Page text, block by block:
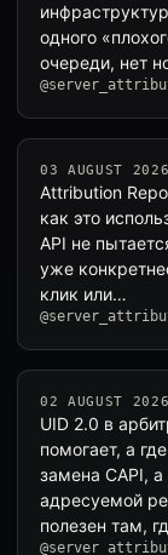
одного
очереди, нет
03 AUGUST 2026
Attribution
как это
API не
уже
клик или…
02 AUGUST 2026
UID 2.0 в
помогает, а
замена CAPI,
адресуемой
полезен там,